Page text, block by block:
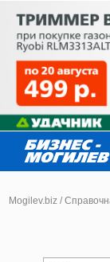
Mogilev.biz /